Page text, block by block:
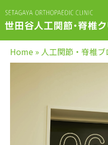
Home » 人工関節・脊椎ブ